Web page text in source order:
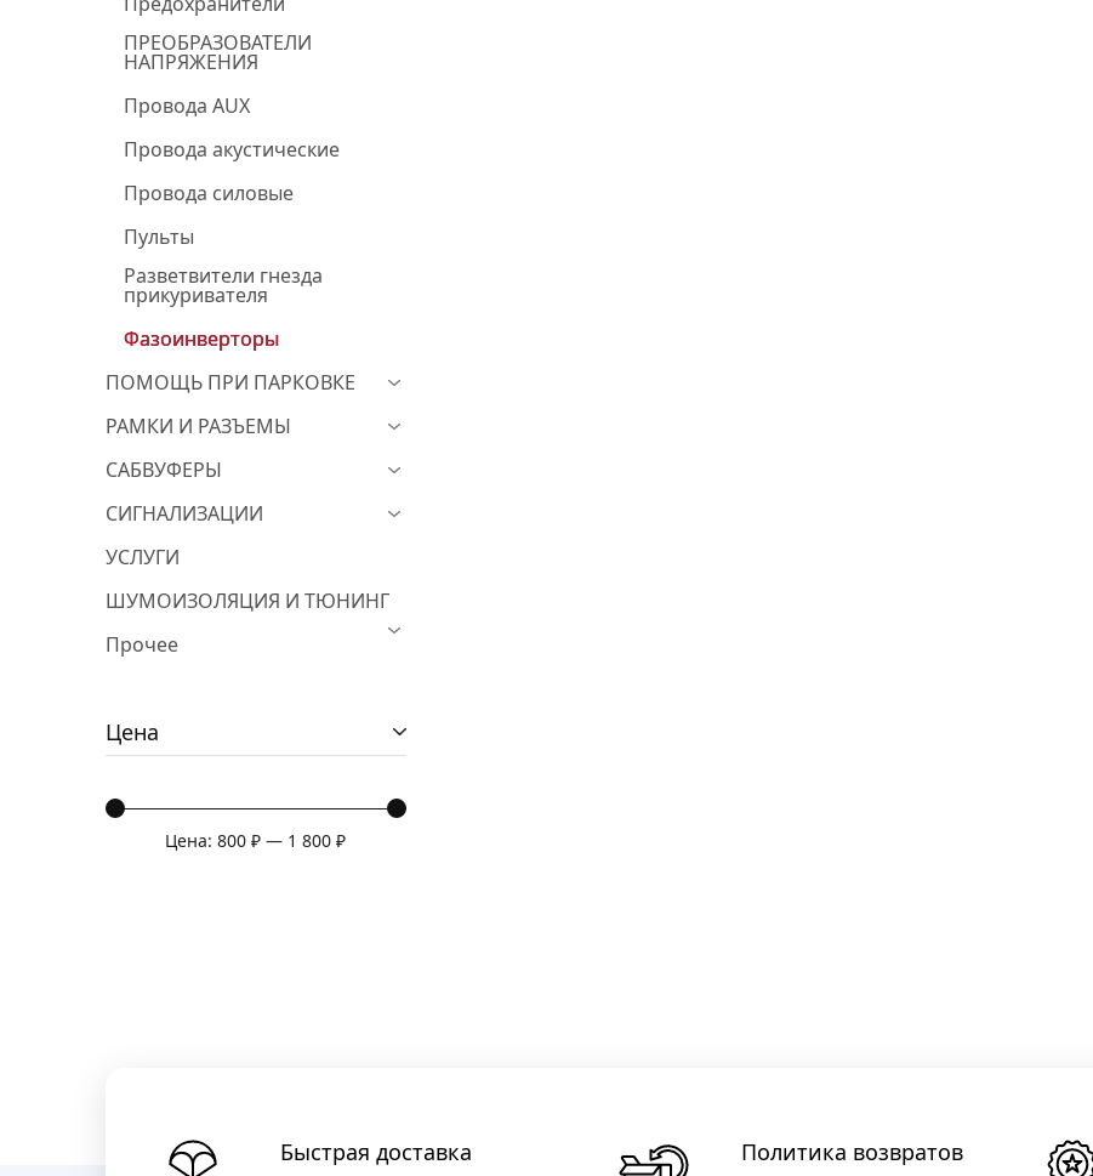
ПРЕОБРАЗОВАТЕЛИ
НАПРЯЖЕНИЯ
Провода AUX
Провода акустические
Провода силовые
Пульты
Разветвители гнезда
прикуривателя
Фазоинверторы
ПОМОЩЬ ПРИ ПАРКОВКЕ
РАМКИ И РАЗЪЕМЫ
САБВУФЕРЫ
СИГНАЛИЗАЦИИ
УСЛУГИ
ШУМОИЗОЛЯЦИЯ И ТЮНИНГ
Прочее
Цена
Цена:800 ₽ — 1 800 ₽
Быстрая доставка Политика возвратов